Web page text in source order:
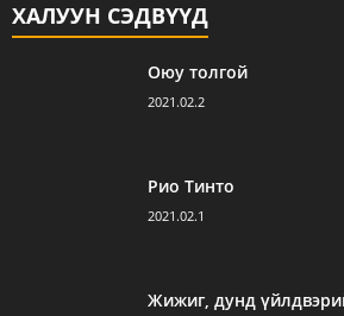
ХАЛУУН СЭДВҮҮД
Оюу толгой
2021.02.2
Рио Тинто
2021.02.1
Жижиг, дунд